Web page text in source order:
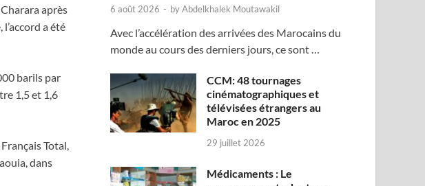
après
a été
barils par
1,5 et 1,6
Total,
dans
6 août 2026 - byAbdelkhalek Moutawakil
Avec l’accélération des arrivées des Marocains du
monde au cours des derniers jours, ce sont …
CCM: 48 tournages
cinématographiques et
télévisées étrangers au
Maroc en 2025
29 juillet 2026
Médicaments : Le